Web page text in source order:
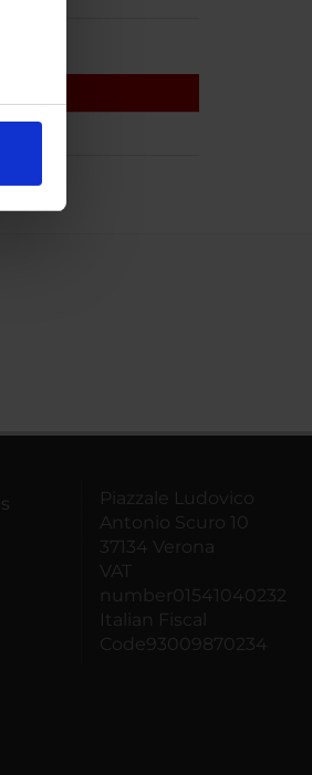
Piazzale Ludovico
Antonio Scuro 10
37134 Verona
VAT
number01541040232
Italian Fiscal
Code93009870234